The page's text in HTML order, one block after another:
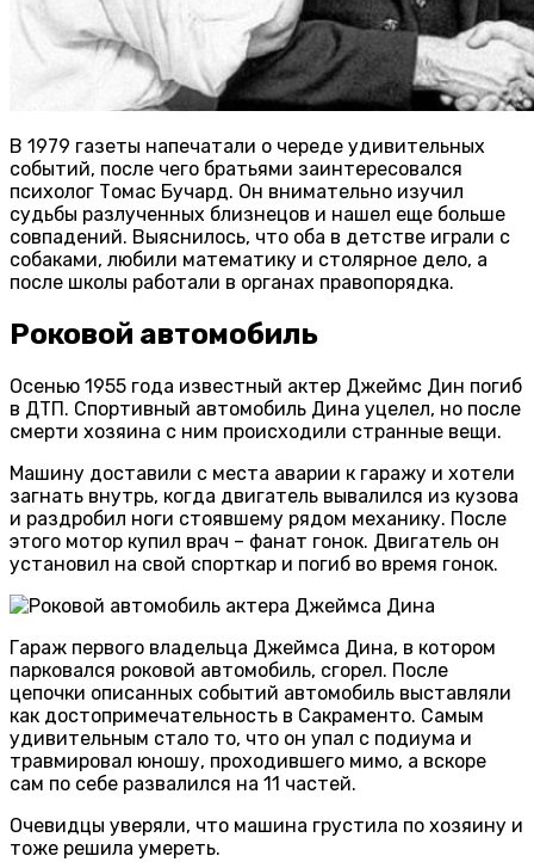
В 1979 газеты напечатали о череде удивительных
событий, после чего братьями заинтересовался
психолог Томас Бучард. Он внимательно изучил
судьбы разлученных близнецов и нашел еще больше
совпадений. Выяснилось, что оба в детстве играли с
собаками, любили математику и столярное дело, а
после школы работали в органах правопорядка.
Роковой автомобиль
Осенью 1955 года известный актер Джеймс Дин погиб
в ДТП. Спортивный автомобиль Дина уцелел, но после
смерти хозяина с ним происходили странные вещи.
Машину доставили с места аварии к гаражу и хотели
загнать внутрь, когда двигатель вывалился из кузова
и раздробил ноги стоявшему рядом механику. После
этого мотор купил врач – фанат гонок. Двигатель он
установил на свой спорткар и погиб во время гонок.
Гараж первого владельца Джеймса Дина, в котором
парковался роковой автомобиль, сгорел. После
цепочки описанных событий автомобиль выставляли
как достопримечательность в Сакраменто. Самым
удивительным стало то, что он упал с подиума и
травмировал юношу, проходившего мимо, а вскоре
сам по себе развалился на 11 частей.
Очевидцы уверяли, что машина грустила по хозяину и
тоже решила умереть.